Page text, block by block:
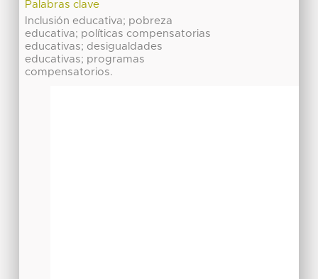
Palabras clave
Inclusión educativa; pobreza
educativa; políticas compensatorias
educativas; desigualdades
educativas; programas
compensatorios.